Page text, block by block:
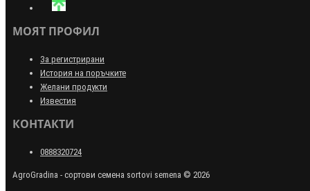
МОЯТ ПРОФИЛ
За регистрирани
История на поръчките
Желани продукти
Известия
КОНТАКТИ
0888320724
AgroGradina - сортови семена sortovi semena © 2026